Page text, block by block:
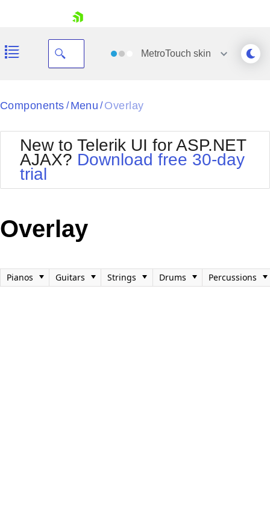
Your Account
Request Trial
MetroTouch skin
Black
BlackMetroTouch
Bootstrap
Default
MetroTouch
Office2007
Office2010Silver
Outlook
WebBlue
Components / Menu / Overlay
New to Telerik UI for ASP.NET
AJAX? Download free 30-day
trial
Overlay
Pianos Guitars Strings Drums Percussions